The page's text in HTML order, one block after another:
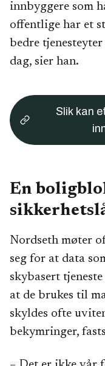
innbyggere som
offentlige har et
bedre
dag, sier han.
Slik kan
En
Nordseth møter
seg for at data
skybasert
at de brukes til
skyldes ofte
bekymringer,